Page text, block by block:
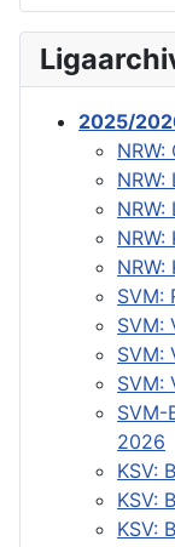
2025/
NRW:
NRW:
NRW:
NRW:
NRW:
SVM:
SVM:
SVM:
SVM:
SVM-
2026
KSV:
KSV:
KSV: